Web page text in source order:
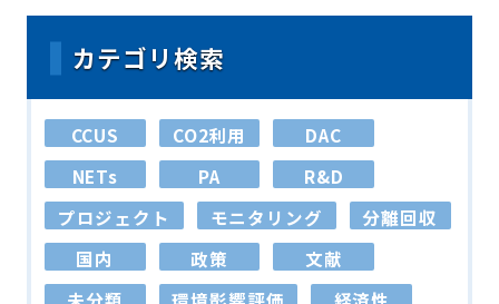
カテゴリ検索
CCUS CO2利用
DAC
NETs
PA
R&D
プロジェクト
モニタリング
分離回収
国内
政策
文献